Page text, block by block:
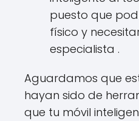
puesto que
físico y
especialista .
Aguardamos que
hayan sido de
que tu móvil